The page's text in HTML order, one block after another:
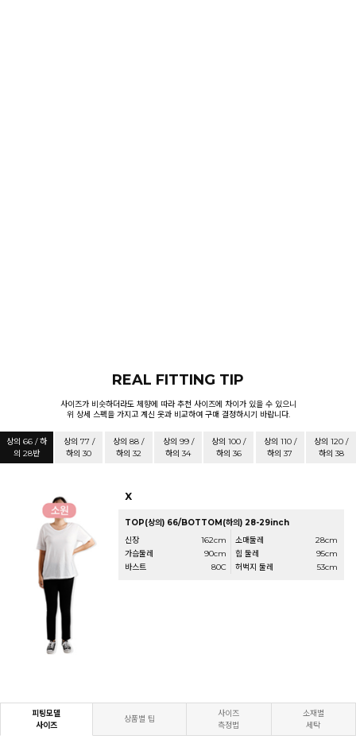
REAL FITTING TIP
사이즈가 비슷하더라도 체향에 따라 추천 사이즈에 차이가 있을 수 있으니
위 상세 스펙을 가지고 계신 옷과 비교하여 구매 결정하시기 바랍니다.
상의 66 / 하
의 28반
상의 77 /
하의 30
상의 88 /
하의 32
상의 99 /
하의 34
상의 100 /
하의 36
상의 110 /
하의 37
상의 120 /
하의 38
X
TOP(상의) 66/BOTTOM(하의) 28-29inch
신장
162cm
가슴둘레
90cm
바스트
80C
소매둘레
28cm
힙 둘레
95cm
허벅지 둘레
53cm
피팅모델
사이즈
상품별 팁
사이즈
측정법
소재별
세탁